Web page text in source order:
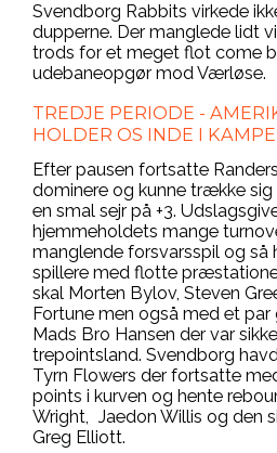
Svendborg Rabbits virkede
dupperne. Der manglede lidt
trods for et meget flot come
udebaneopgør mod Værløse.
TREDJE PERIODE -
HOLDER OS INDE I
Efter pausen fortsatte
dominere og kunne trække sig
en smal sejr på +3.
hjemmeholdets mange
manglende forsvarsspil og så
spillere med flotte
skal Morten Bylov, Steven
Fortune men også med et par
Mads Bro Hansen der var
trepointsland. Svendborg
Tyrn Flowers der fortsatte
points i kurven og hente
Wright, Jaedon Willis og den
Greg Elliott.